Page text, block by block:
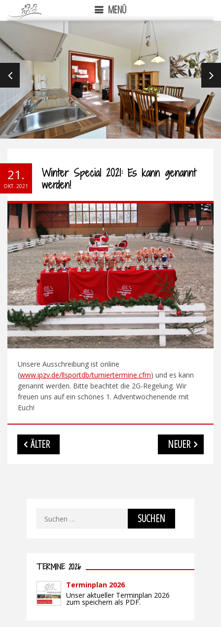
MENÜ
PREVIOUS
21.
OKT. 2021
Winter Special 2021: Es kann genannt
werden!
Unsere Ausschreibung ist online
(www.ipzv.de/llsportdb/turniertermine.cfm) und es kann
genannt werden. Bitte beachtet die 2G-Regelung. Wir
freuen uns auf ein schönes 1. Adventwochenende mit
Euch!
Beitragsnavigation
ÄLTER NEUER
Suchen
TERMINE 2026
Terminplan 2026
Unser aktueller Terminplan 2026
zum speichern als PDF.